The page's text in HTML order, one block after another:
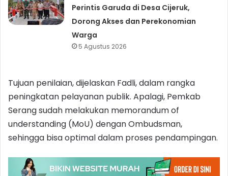
Perintis Garuda di Desa Cijeruk,
Dorong Akses dan Perekonomian
Warga
5 Agustus 2026
Tujuan penilaian, dijelaskan Fadli, dalam rangka
peningkatan pelayanan publik. Apalagi, Pemkab
Serang sudah melakukan memorandum of
understanding (MoU) dengan Ombudsman,
sehingga bisa optimal dalam proses pendampingan.